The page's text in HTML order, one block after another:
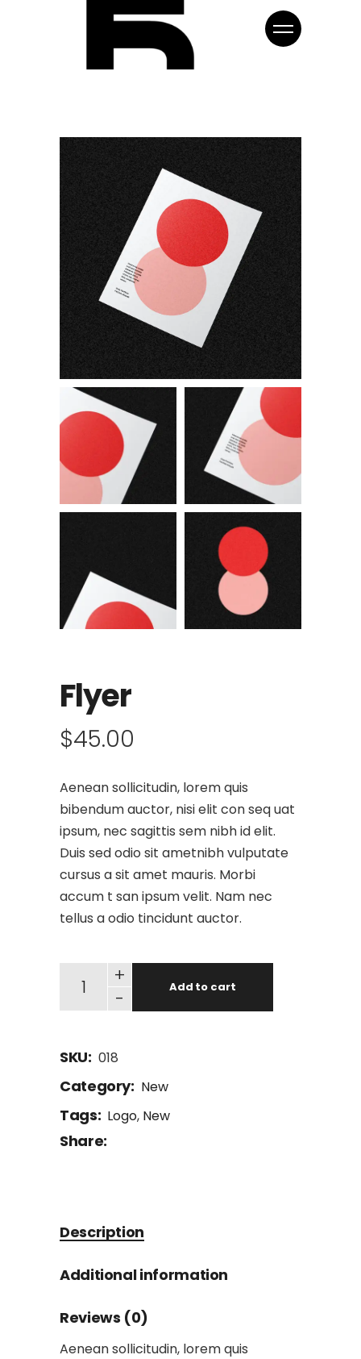
Flyer
$45.00
Aenean sollicitudin, lorem quis
bibendum auctor, nisi elit con seq uat
ipsum, nec sagittis sem nibh id elit.
Duis sed odio sit ametnibh vulputate
cursus a sit amet mauris. Morbi
accum t san ipsum velit. Nam nec
tellus a odio tincidunt auctor.
-
+
Add to cart
SKU: 018
Category: New
Tags: Logo, New
Share:
Description
Additional information
Reviews (0)
Aenean sollicitudin, lorem quis